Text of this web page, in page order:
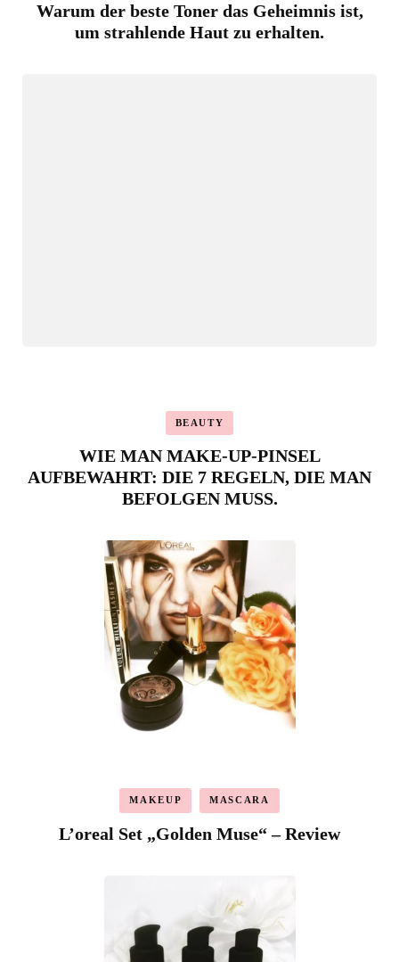
Warum der beste Toner das Geheimnis ist,
um strahlende Haut zu erhalten.
BEAUTY
WIE MAN MAKE-UP-PINSEL
AUFBEWAHRT: DIE 7 REGELN, DIE MAN
BEFOLGEN MUSS.
MAKEUP MASCARA
L’oreal Set „Golden Muse“ – Review